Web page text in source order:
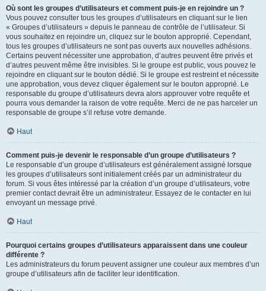
Où sont les groupes d’utilisateurs et comment puis-je en rejoindre un ?
Vous pouvez consulter tous les groupes d’utilisateurs en cliquant sur le lien
« Groupes d’utilisateurs » depuis le panneau de contrôle de l’utilisateur. Si
vous souhaitez en rejoindre un, cliquez sur le bouton approprié. Cependant,
tous les groupes d’utilisateurs ne sont pas ouverts aux nouvelles adhésions.
Certains peuvent nécessiter une approbation, d’autres peuvent être privés et
d’autres peuvent même être invisibles. Si le groupe est public, vous pouvez le
rejoindre en cliquant sur le bouton dédié. Si le groupe est restreint et nécessite
une approbation, vous devez cliquer également sur le bouton approprié. Le
responsable du groupe d’utilisateurs devra alors approuver votre requête et
pourra vous demander la raison de votre requête. Merci de ne pas harceler un
responsable de groupe s’il refuse votre demande.
Haut
Comment puis-je devenir le responsable d’un groupe d’utilisateurs ?
Le responsable d’un groupe d’utilisateurs est généralement assigné lorsque
les groupes d’utilisateurs sont initialement créés par un administrateur du
forum. Si vous êtes intéressé par la création d’un groupe d’utilisateurs, votre
premier contact devrait être un administrateur. Essayez de le contacter en lui
envoyant un message privé.
Haut
Pourquoi certains groupes d’utilisateurs apparaissent dans une couleur
différente ?
Les administrateurs du forum peuvent assigner une couleur aux membres d’un
groupe d’utilisateurs afin de faciliter leur identification.